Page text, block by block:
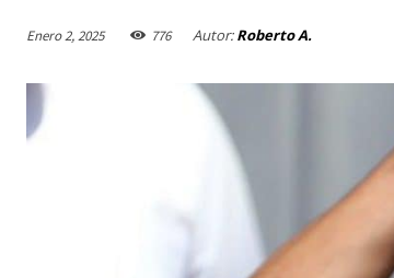
Enero 2, 2025 776 Autor: Roberto A.